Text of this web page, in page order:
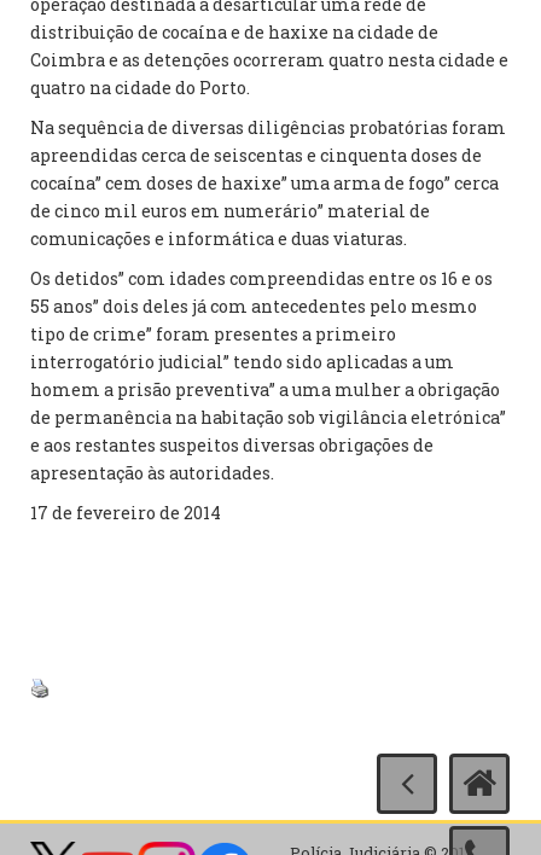
distribuição de cocaína e de haxixe na cidade de
Coimbra e as detenções ocorreram quatro nesta cidade e
quatro na cidade do Porto.
Na sequência de diversas diligências probatórias foram
apreendidas cerca de seiscentas e cinquenta doses de
cocaína” cem doses de haxixe” uma arma de fogo” cerca
de cinco mil euros em numerário” material de
comunicações e informática e duas viaturas.
Os detidos” com idades compreendidas entre os 16 e os
55 anos” dois deles já com antecedentes pelo mesmo
tipo de crime” foram presentes a primeiro
interrogatório judicial” tendo sido aplicadas a um
homem a prisão preventiva” a uma mulher a obrigação
de permanência na habitação sob vigilância eletrónica”
e aos restantes suspeitos diversas obrigações de
apresentação às autoridades.
17 de fevereiro de 2014